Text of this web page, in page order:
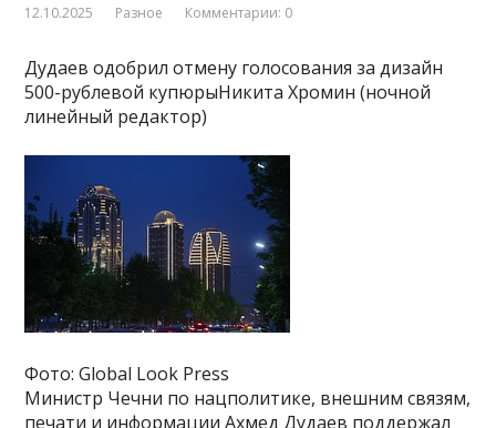
12.10.2025 Разное Комментарии: 0
Дудаев одобрил отмену голосования за дизайн
500-рублевой купюрыНикита Хромин (ночной
линейный редактор)
Фото: Global Look Press
Министр Чечни по нацполитике, внешним связям,
печати и информации Ахмед Дудаев поддержал